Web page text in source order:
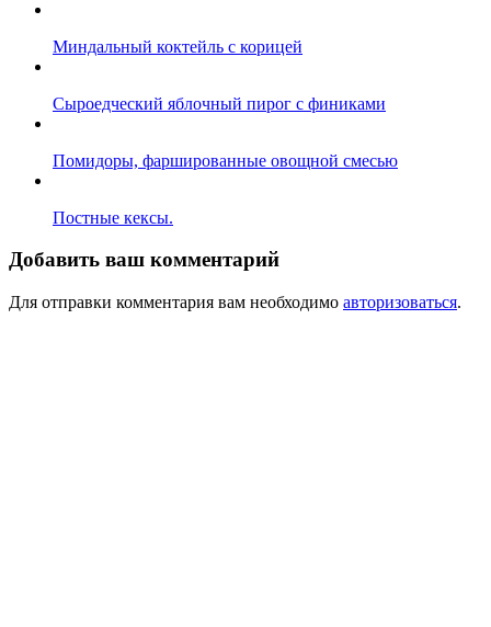
Миндальный коктейль с корицей
Сыроедческий яблочный пирог с финиками
Помидоры, фаршированные овощной смесью
Постные кексы.
Добавить ваш комментарий
Для отправки комментария вам необходимо авторизоваться.